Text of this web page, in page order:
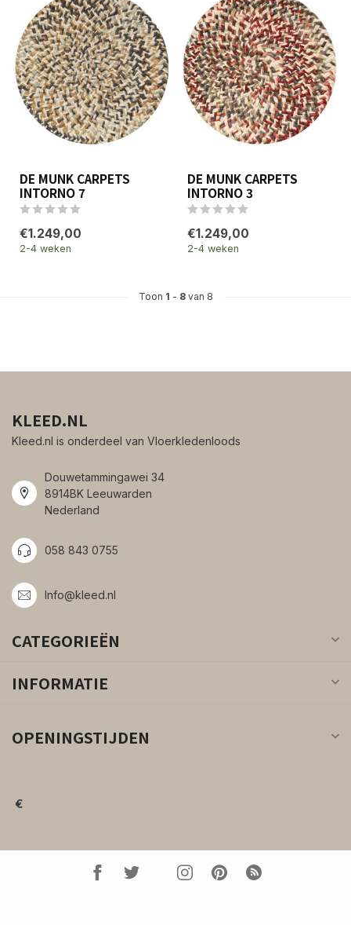
DE MUNK CARPETS
INTORNO 7
€1.249,00
2-4 weken
DE MUNK CARPETS
INTORNO 3
€1.249,00
2-4 weken
Toon 1 - 8van 8
KLEED.NL
Kleed.nl is onderdeel van Vloerkledenloods
Douwetammingawei 34
8914BK Leeuwarden
Nederland
058 843 0755
Info@kleed.nl
CATEGORIEËN
INFORMATIE
OPENINGSTIJDEN
€